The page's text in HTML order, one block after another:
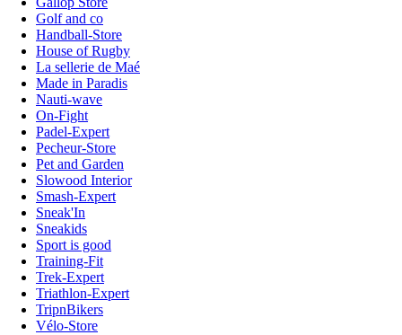
Golf and co
Handball-Store
House of Rugby
La sellerie de Maé
Made in Paradis
Nauti-wave
On-Fight
Padel-Expert
Pecheur-Store
Pet and Garden
Slowood Interior
Smash-Expert
Sneak'In
Sneakids
Sport is good
Training-Fit
Trek-Expert
Triathlon-Expert
TripnBikers
Vélo-Store